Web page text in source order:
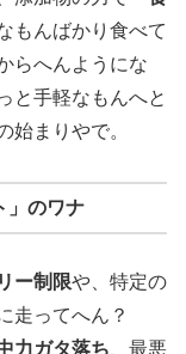
もんばかり食べて
らへんようにな
と手軽なもんへと
始まりやで。
」のワナ
ー制限や、特定の
走ってへん？
力ガタ落ち 、最悪